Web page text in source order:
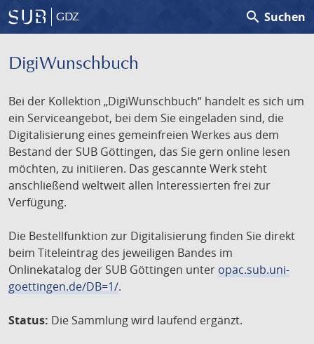
GDZ search Suchen
DigiWunschbuch
Bei der Kollektion „DigiWunschbuch“ handelt es sich um
ein Serviceangebot, bei dem Sie eingeladen sind, die
Digitalisierung eines gemeinfreien Werkes aus dem
Bestand der SUB Göttingen, das Sie gern online lesen
möchten, zu initiieren. Das gescannte Werk steht
anschließend weltweit allen Interessierten frei zur
Verfügung.
Die Bestellfunktion zur Digitalisierung finden Sie direkt
beim Titeleintrag des jeweiligen Bandes im
Onlinekatalog der SUB Göttingen unter opac.sub.uni-
goettingen.de/DB=1/.
Status: Die Sammlung wird laufend ergänzt.